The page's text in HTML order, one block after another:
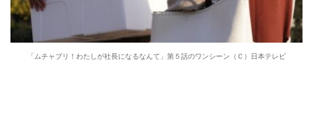
「ムチャブリ！わたしが社長になるなんて」第５話のワンシーン（Ｃ）日本テレビ